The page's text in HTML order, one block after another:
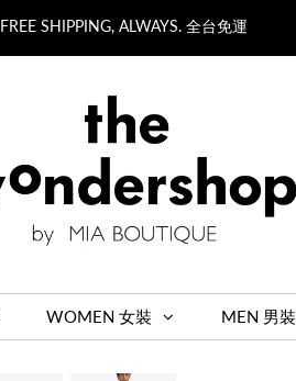
FREE SHIPPING, ALWAYS. 全台免運
WOMEN 女裝 MEN 男裝